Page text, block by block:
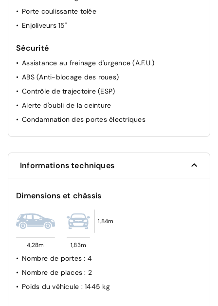
Porte coulissante tolée
Enjoliveurs 15"
Sécurité
Assistance au freinage d'urgence (A.F.U.)
ABS (Anti-blocage des roues)
Contrôle de trajectoire (ESP)
Alerte d'oubli de la ceinture
Condamnation des portes électriques
Informations techniques
Dimensions et châssis
4,28m 1,83m
1,84m
Nombre de portes: 4
Nombre de places: 2
Poids du véhicule : 1445 kg